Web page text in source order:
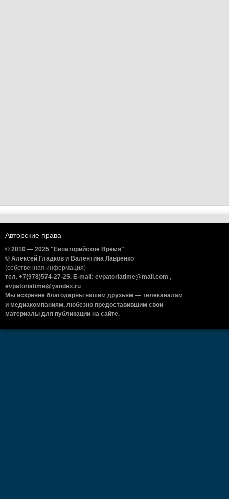
Авторские права
© 2010 — 2025 "Евпаторийское Время"
© Алексей Гладков и Валентина Лавренко
(собственная информация)
тел. +7(978)574-27-25. E-mail: evpatoriatime@mail.com ,
evpatoriatime@yandex.ru
Мы искренне благодарны нашим друзьям — телеканалам
и медиакомпаниям, любезно предоставившим свои
материалы для публикации на сайте.